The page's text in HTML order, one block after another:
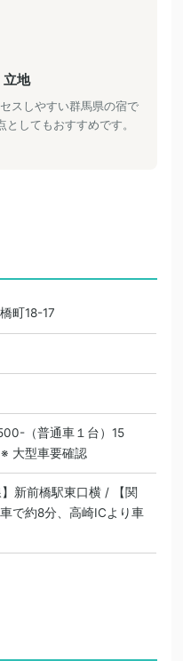
立地
スしやすい群馬県の宿で
してもおすすめです。
町18-17
（普通車１台）15
大型車要確認
】新前橋駅東口横 / 【関
で約8分、高崎ICより車